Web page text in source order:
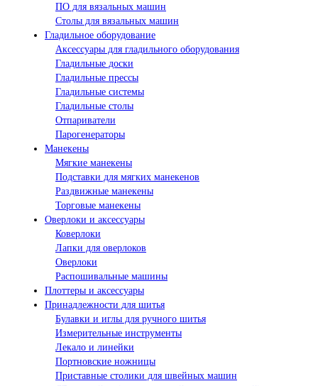
ПО для вязальных машин
Столы для вязальных машин
Гладильное оборудование
Аксессуары для гладильного оборудования
Гладильные доски
Гладильные прессы
Гладильные системы
Гладильные столы
Отпариватели
Парогенераторы
Манекены
Мягкие манекены
Подставки для мягких манекенов
Раздвижные манекены
Торговые манекены
Оверлоки и аксессуары
Коверлоки
Лапки для оверлоков
Оверлоки
Распошивальные машины
Плоттеры и аксессуары
Принадлежности для шитья
Булавки и иглы для ручного шитья
Измерительные инструменты
Лекало и линейки
Портновские ножницы
Приставные столики для швейных машин